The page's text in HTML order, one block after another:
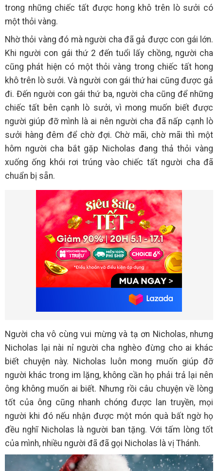
trong những chiếc tất được hong khô trên lò sưởi có
một thỏi vàng.
Nhờ thỏi vàng đó mà người cha đã gả được con gái lớn.
Khi người con gái thứ 2 đến tuổi lấy chồng, người cha
cũng phát hiện có một thỏi vàng trong chiếc tất hong
khô trên lò sưởi. Và người con gái thứ hai cũng được gả
đi. Đến người con gái thứ ba, người cha cũng để những
chiếc tất bên cạnh lò sưởi, vì mong muốn biết được
người giúp đỡ mình là ai nên người cha đã nấp cạnh lò
sưởi hàng đêm để chờ đợi. Chờ mãi, chờ mãi thì một
hôm người cha bắt gặp Nicholas đang thả thỏi vàng
xuống ống khói rơi trúng vào chiếc tất người cha đã
chuẩn bị sẵn.
Người cha vô cùng vui mừng và tạ ơn Nicholas, nhưng
Nicholas lại nài nỉ người cha nghèo đừng cho ai khác
biết chuyện này. Nicholas luôn mong muốn giúp đỡ
người khác trong im lặng, không cần họ phải trả lại nên
ông không muốn ai biết. Nhưng rồi câu chuyện về lòng
tốt của ông cũng nhanh chóng được lan truyền, mọi
người khi đó nếu nhận được một món quà bất ngờ họ
đều nghĩ Nicholas là người ban tặng. Với tấm lòng tốt
của mình, nhiều người đã đã gọi Nicholas là vị Thánh.